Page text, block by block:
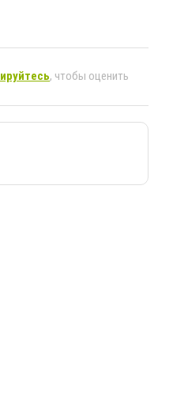
, чтобы оценить